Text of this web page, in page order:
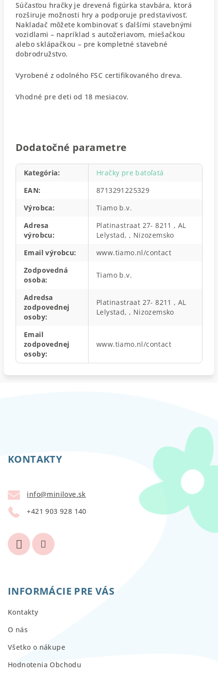
Súčasťou hračky je drevená figúrka stavbára, ktorá
rozširuje možnosti hry a podporuje predstavivosť.
Nakladač môžete kombinovať s ďalšími stavebnými
vozidlami – napríklad s autožeriavom, miešačkou
alebo sklápačkou – pre kompletné stavebné
dobrodružstvo.
Vyrobené z odolného FSC certifikovaného dreva.
Vhodné pre deti od 18 mesiacov.
Dodatočné parametre
Kategória:
Hračky pre batoľatá
EAN:
8713291225329
Výrobca:
Tiamo b.v.
Adresa
výrobcu:
Platinastraat 27- 8211 , AL
Lelystad, , Nizozemsko
Email výrobcu:
www.tiamo.nl/contact
Zodpovedná
osoba:
Tiamo b.v.
Adredsa
zodpovednej
osoby:
Platinastraat 27- 8211 , AL
Lelystad, , Nizozemsko
Email
zodpovednej
osoby:
www.tiamo.nl/contact
KONTAKTY
info@minilove.sk
+421 903 928 140
INFORMÁCIE PRE VÁS
Kontakty
O nás
Všetko o nákupe
Hodnotenia Obchodu